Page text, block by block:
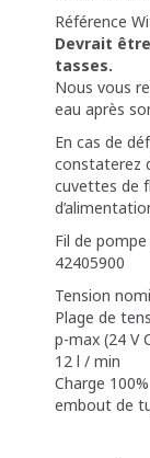
Référence
Devrait
tasses.
Nous vous
eau après
En cas de
constaterez
cuvettes de
Fil de
42405900
Tension
Plage de
p-max (24 V
12 l / min
Charge 100%
embout de